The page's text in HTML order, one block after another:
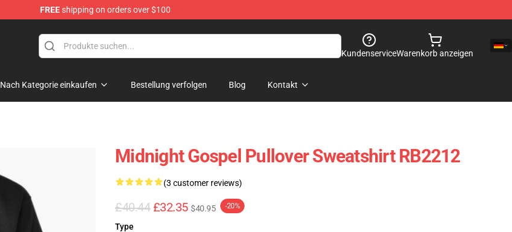
FREEshipping on orders over $100
KundenserviceWarenkorb anzeigen
Nach Kategorie einkaufen Bestellung verfolgen Blog Kontakt
Midnight Gospel Pullover Sweatshirt RB2212
(3 customer reviews)
£40.44 £32.35 $40.95 -20%
Type